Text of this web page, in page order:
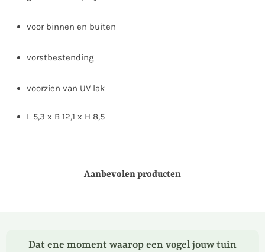
voor binnen en buiten
vorstbestending
voorzien van UV lak
L 5,3 x B 12,1 x H 8,5
Aanbevolen producten
Dat ene moment waarop een vogel jouw tuin